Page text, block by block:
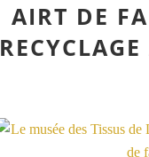
AIRT DE